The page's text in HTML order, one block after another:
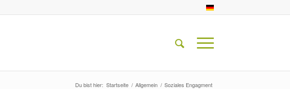
Du bist hier: Startseite / Allgemein / Soziales Engagment